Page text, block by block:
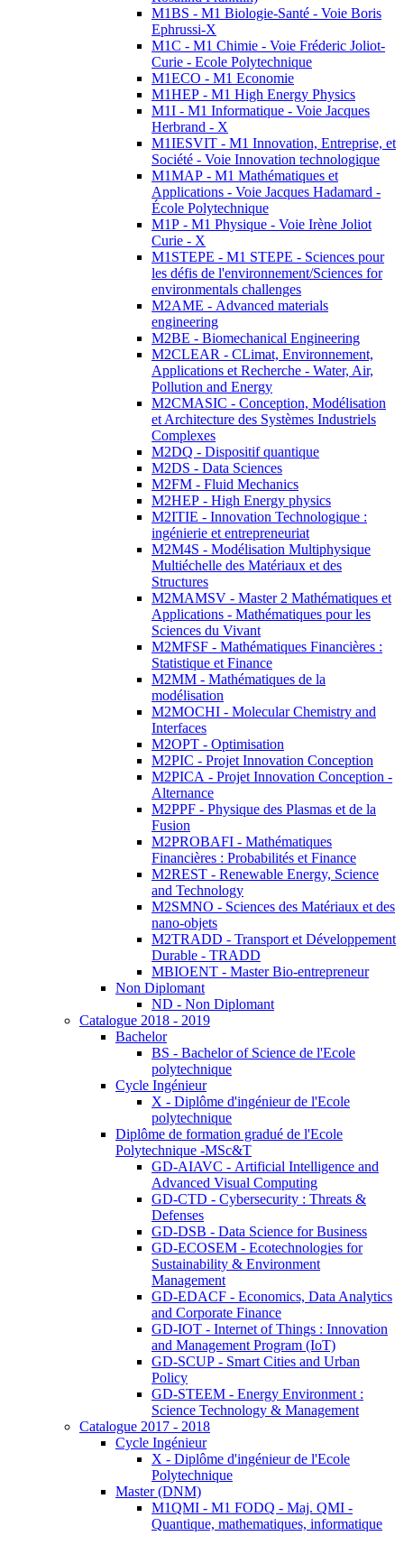
M1BS - M1 Biologie-Santé - Voie Boris
Ephrussi-X
M1C - M1 Chimie - Voie Fréderic Joliot-
Curie - Ecole Polytechnique
M1ECO - M1 Economie
M1HEP - M1 High Energy Physics
M1I - M1 Informatique - Voie Jacques
Herbrand - X
M1IESVIT - M1 Innovation, Entreprise, et
Société - Voie Innovation technologique
M1MAP - M1 Mathématiques et
Applications - Voie Jacques Hadamard -
École Polytechnique
M1P - M1 Physique - Voie Irène Joliot
Curie - X
M1STEPE - M1 STEPE - Sciences pour
les défis de l'environnement/Sciences for
environmentals challenges
M2AME - Advanced materials
engineering
M2BE - Biomechanical Engineering
M2CLEAR - CLimat, Environnement,
Applications et Recherche - Water, Air,
Pollution and Energy
M2CMASIC - Conception, Modélisation
et Architecture des Systèmes Industriels
Complexes
M2DQ - Dispositif quantique
M2DS - Data Sciences
M2FM - Fluid Mechanics
M2HEP - High Energy physics
M2ITIE - Innovation Technologique :
ingénierie et entrepreneuriat
M2M4S - Modélisation Multiphysique
Multiéchelle des Matériaux et des
Structures
M2MAMSV - Master 2 Mathématiques et
Applications - Mathématiques pour les
Sciences du Vivant
M2MFSF - Mathématiques Financières :
Statistique et Finance
M2MM - Mathématiques de la
modélisation
M2MOCHI - Molecular Chemistry and
Interfaces
M2OPT - Optimisation
M2PIC - Projet Innovation Conception
M2PICA - Projet Innovation Conception -
Alternance
M2PPF - Physique des Plasmas et de la
Fusion
M2PROBAFI - Mathématiques
Financières : Probabilités et Finance
M2REST - Renewable Energy, Science
and Technology
M2SMNO - Sciences des Matériaux et des
nano-objets
M2TRADD - Transport et Développement
Durable - TRADD
MBIOENT - Master Bio-entrepreneur
Non Diplomant
ND - Non Diplomant
Catalogue 2018 - 2019
Bachelor
BS - Bachelor of Science de l'Ecole
polytechnique
Cycle Ingénieur
X - Diplôme d'ingénieur de l'Ecole
polytechnique
Diplôme de formation gradué de l'Ecole
Polytechnique -MSc&T
GD-AIAVC - Artificial Intelligence and
Advanced Visual Computing
GD-CTD - Cybersecurity : Threats &
Defenses
GD-DSB - Data Science for Business
GD-ECOSEM - Ecotechnologies for
Sustainability & Environment
Management
GD-EDACF - Economics, Data Analytics
and Corporate Finance
GD-IOT - Internet of Things : Innovation
and Management Program (IoT)
GD-SCUP - Smart Cities and Urban
Policy
GD-STEEM - Energy Environment :
Science Technology & Management
Catalogue 2017 - 2018
Cycle Ingénieur
X - Diplôme d'ingénieur de l'Ecole
Polytechnique
Master (DNM)
M1QMI - M1 FODQ - Maj. QMI -
Quantique, mathematiques, informatique